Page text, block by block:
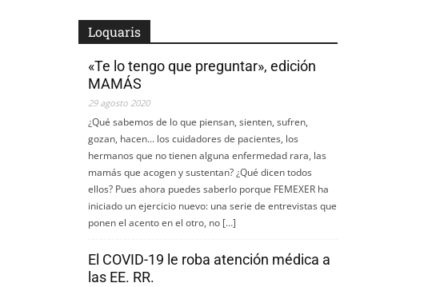
Loquaris
«Te lo tengo que preguntar», edición
MAMÁS
29 agosto 2020
¿Qué sabemos de lo que piensan, sienten, sufren,
gozan, hacen... los cuidadores de pacientes, los
hermanos que no tienen alguna enfermedad rara, las
mamás que acogen y sustentan? ¿Qué dicen todos
ellos? Pues ahora puedes saberlo porque FEMEXER ha
iniciado un ejercicio nuevo: una serie de entrevistas que
ponen el acento en el otro, no […]
El COVID-19 le roba atención médica a
las EE. RR.